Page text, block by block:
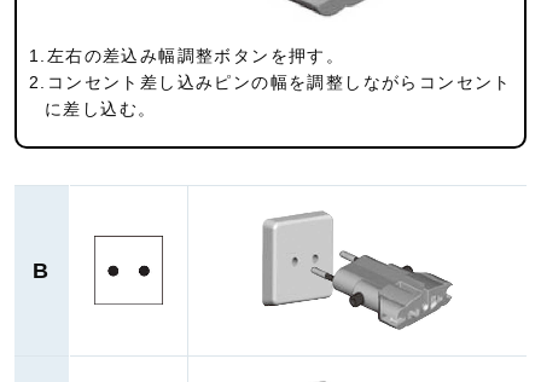
1.左右の差込み幅調整ボタンを押す。
2.コンセント差し込みピンの幅を調整しながらコンセント
に差し込む。
B